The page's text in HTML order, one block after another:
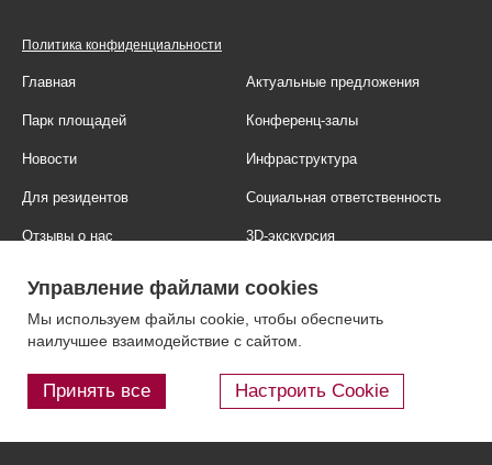
Политика конфиденциальности
Главная Актуальные предложения
Парк площадей Конференц-залы
Новости Инфраструктура
Для резидентов Социальная ответственность
Отзывы о нас 3D-экскурсия
Контакты Блог
Управление файлами cookies
Мы используем файлы cookie, чтобы обеспечить
наилучшее взаимодействие с сайтом.
Принять все Настроить Cookie